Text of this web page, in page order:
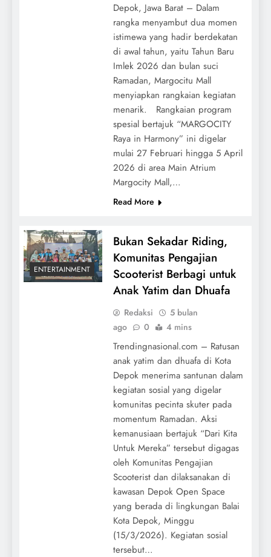
Depok, Jawa Barat – Dalam
rangka menyambut dua momen
istimewa yang hadir berdekatan
di awal tahun, yaitu Tahun Baru
Imlek 2026 dan bulan suci
Ramadan, Margocitu Mall
menyiapkan rangkaian kegiatan
menarik. Rangkaian program
spesial bertajuk “MARGOCITY
Raya in Harmony” ini digelar
mulai 27 Februari hingga 5 April
2026 di area Main Atrium
Margocity Mall,…
Read More
ENTERTAINMENT
Bukan Sekadar Riding,
Komunitas Pengajian
Scooterist Berbagi untuk
Anak Yatim dan Dhuafa
Redaksi
5 bulan
ago
0 4 mins
Trendingnasional.com – Ratusan
anak yatim dan dhuafa di Kota
Depok menerima santunan dalam
kegiatan sosial yang digelar
komunitas pecinta skuter pada
momentum Ramadan. Aksi
kemanusiaan bertajuk “Dari Kita
Untuk Mereka” tersebut digagas
oleh Komunitas Pengajian
Scooterist dan dilaksanakan di
kawasan Depok Open Space
yang berada di lingkungan Balai
Kota Depok, Minggu
(15/3/2026). Kegiatan sosial
tersebut…